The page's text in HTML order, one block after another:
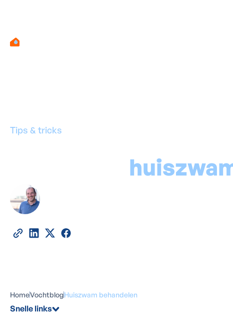
Tips & tricks
HomeVochtblogHuiszwam behandelen
Snelle links